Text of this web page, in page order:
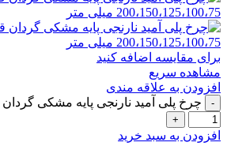
برای مقایسه اضافه کنید
مشاهده سریع
افزودن به علاقه مندی
چرخ پلی آمید نارنجی پایه مشکی گردان قطر 75 میلی
افزودن به سبد خرید